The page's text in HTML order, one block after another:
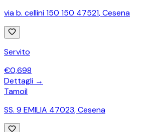
via b. cellini 150 150 47521,Cesena
Servito
€0,698
Dettagli →
Tamoil
SS. 9 EMILIA 47023,Cesena